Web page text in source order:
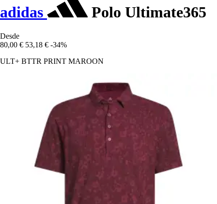
adidas Polo Ultimate365
Desde
80,00 € 53,18 € -34%
ULT+ BTTR PRINT MAROON